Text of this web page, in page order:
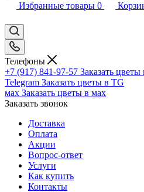
Избранные товары 0
Телефоны
+7 (917) 841-97-57 Заказать
Telegram Заказать цветы в TG
мах Заказать цветы в мах
Заказать звонок
Доставка
Оплата
Акции
Вопрос-ответ
Услуги
Как купить
Контакты